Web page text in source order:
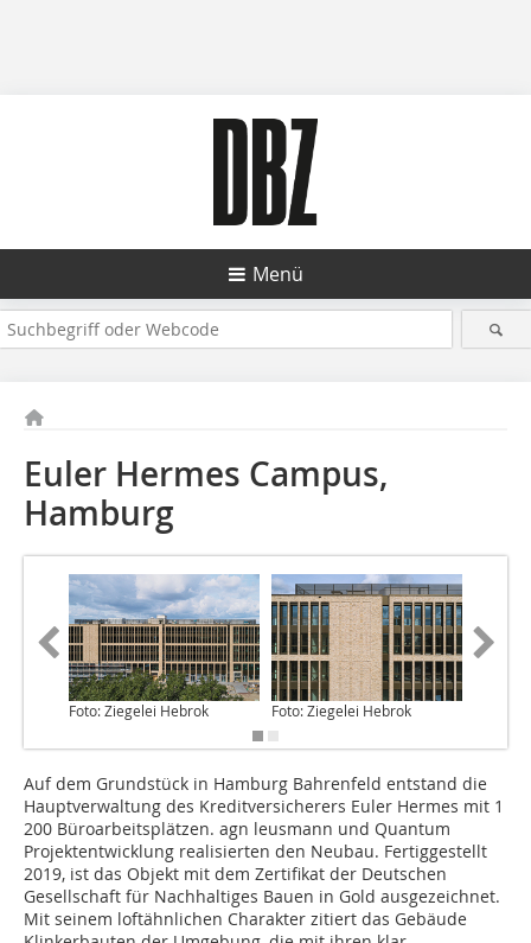
Menü
Euler Hermes Campus,
Hamburg
Foto: Ziegelei Hebrok Foto: Ziegelei Hebrok
Auf dem Grundstück in Hamburg Bahrenfeld entstand die
Hauptverwaltung des Kreditversicherers Euler Hermes mit 1
200 Büroarbeitsplätzen. agn leusmann und Quantum
Projektentwicklung realisierten den Neubau. Fertiggestellt
2019, ist das Objekt mit dem Zertifikat der Deutschen
Gesellschaft für Nachhaltiges Bauen in Gold ausgezeichnet.
Mit seinem loftähnlichen Charakter zitiert das Gebäude